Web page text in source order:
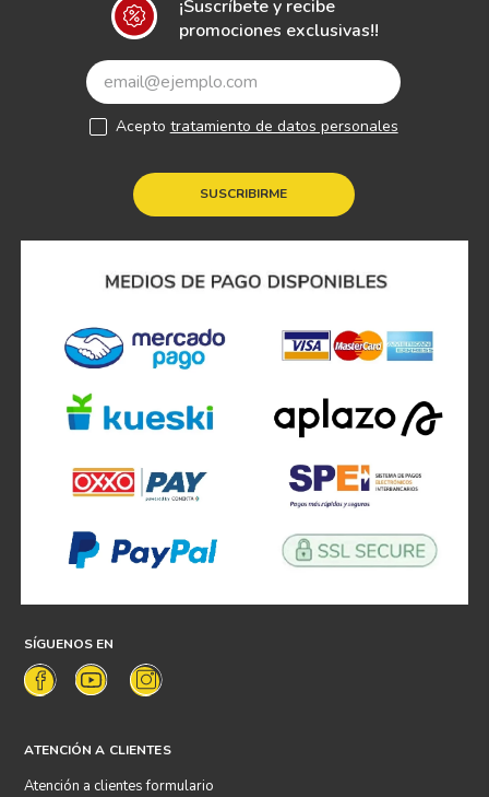
¡Suscríbete y recibe
promociones exclusivas!!
SUSCRIBIRME
Acepto tratamiento de datos personales
SÍGUENOS EN
ATENCIÓN A CLIENTES
Atención a clientes formulario